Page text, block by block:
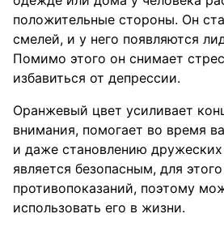
положительные стороны. Он
смелей, и у него появляются
Помимо этого он снимает
избавиться от депрессии.
Оранжевый цвет усиливает
внимания, помогает во время
и даже становлению
является безопасным, для
противопоказаний, поэтому
использовать его в жизни.